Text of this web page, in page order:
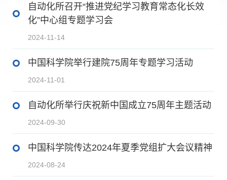
自动化所召开“推进党纪学习教育常态化长效
化”中心组专题学习会
2024-11-14
中国科学院举行建院75周年专题学习活动
2024-11-01
自动化所举行庆祝新中国成立75周年主题活动
2024-09-30
中国科学院传达2024年夏季党组扩大会议精神
2024-08-24